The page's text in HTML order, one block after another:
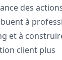
des
à
et à
client plus